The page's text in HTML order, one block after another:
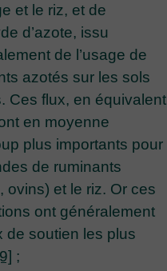
et le riz, et de
d’azote, issu
de l’usage de
azotés sur les sols
Ces flux, en équivalent
en moyenne
plus importants pour
de ruminants
ovins) et le riz. Or ces
ont généralement
de soutien les plus
;